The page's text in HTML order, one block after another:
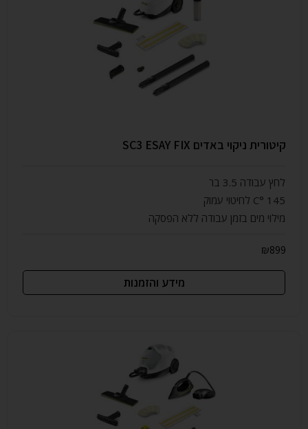
קיטורית ניקוי באדים SC3 ESAY FIX
לחץ עבודה 3.5 בר
145 °C לחיטוי עמוק
מילוי מים בזמן עבודה ללא הפסקה
₪899
מידע והזמנות